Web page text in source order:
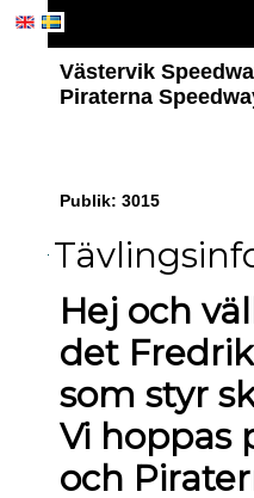
Västervik
Piraterna
Publik: 3015
Hej och
det
som styr
Vi hoppas
och